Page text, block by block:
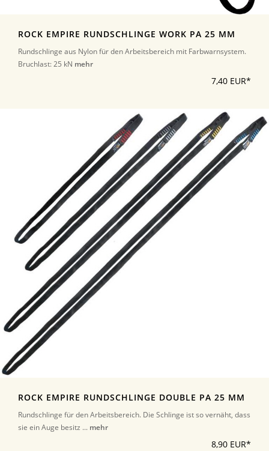
ROCK EMPIRE RUNDSCHLINGE WORK PA 25 MM
Rundschlinge aus Nylon für den Arbeitsbereich mit Farbwarnsystem.
Bruchlast: 25 kN mehr
7,40 EUR*
ROCK EMPIRE RUNDSCHLINGE DOUBLE PA 25 MM
Rundschlinge für den Arbeitsbereich. Die Schlinge ist so vernäht, dass
sie ein Auge besitz ... mehr
8,90 EUR*